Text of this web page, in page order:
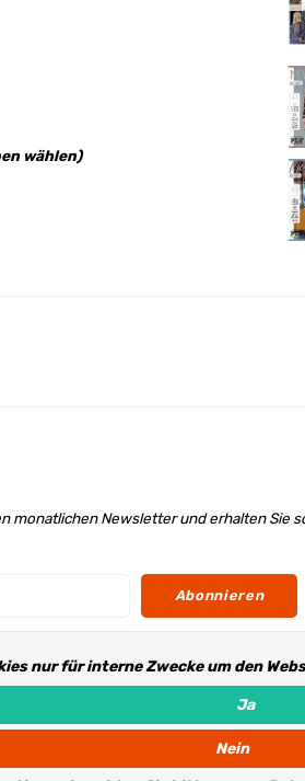
wählen)
monatlichen Newsletter und erhalten Sie
Abonnieren
nur für interne Zwecke um den
Ja
Nein